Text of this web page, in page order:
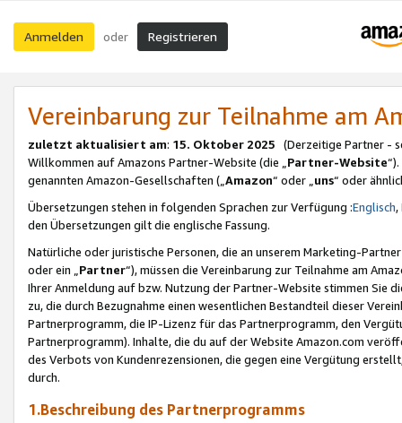
Anmelden oder Registrieren
Vereinbarung zur Teilnahme am
zuletzt aktualisiert am: 15. Oktober 2025 (Derzeitige Partner -
Willkommen auf Amazons Partner-Website (die „Partner-Website
genannten Amazon-Gesellschaften („Amazon“ oder „uns“ oder
Übersetzungen stehen in folgenden Sprachen zur Verfügung :Englisch,
den Übersetzungen gilt die englische Fassung.
Natürliche oder juristische Personen, die an unserem Marketing-
oder ein „Partner“), müssen die Vereinbarung zur Teilnahme am
Ihrer Anmeldung auf bzw. Nutzung der Partner-Website stimmen Sie
zu, die durch Bezugnahme einen wesentlichen Bestandteil dieser
Partnerprogramm, die IP-Lizenz für das Partnerprogramm, den
Partnerprogramm). Inhalte, die du auf der Website Amazon.com
des Verbots von Kundenrezensionen, die gegen eine Vergütung
durch.
1.Beschreibung des Partnerprogramms